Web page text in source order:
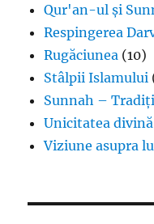
Qur'an-ul și
Respingerea
Rugăciunea (10)
Stâlpii Islamului
Sunnah –
Unicitatea divină
Viziune asupra